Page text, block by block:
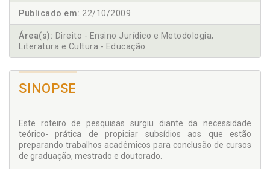
Publicado em: 22/10/2009
Área(s): Direito - Ensino Jurídico e Metodologia;
Literatura e Cultura - Educação
SINOPSE
Este roteiro de pesquisas surgiu diante da necessidade
teórico- prática de propiciar subsídios aos que estão
preparando trabalhos acadêmicos para conclusão de cursos
de graduação, mestrado e doutorado.